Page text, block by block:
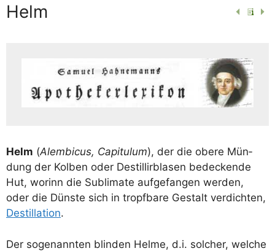
Helm
Helm (Alem­bicus, Capi­tu­lum), der die obe­re Mün­
dung der Kol­ben oder Destil­lir­bla­sen bede­cken­de
Hut, wor­inn die Sub­li­ma­te auf­ge­fan­gen wer­den,
oder die Düns­te sich in tropf­ba­re Gestalt ver­dich­ten,
Destil­la­ti­on.
Der soge­nann­ten blin­den Hel­me, d.i. sol­cher, wel­che